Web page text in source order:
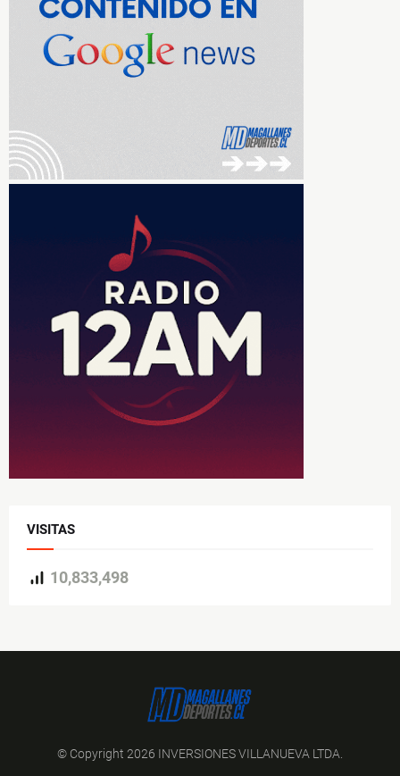
VISITAS
10,833,498
© Copyright 2026 INVERSIONES VILLANUEVA LTDA.